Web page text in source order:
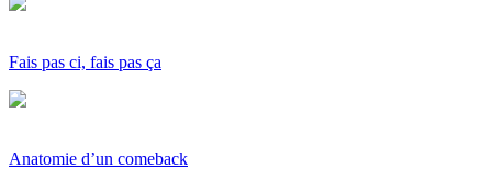
Fais pas ci, fais pas ça
Anatomie d’un comeback